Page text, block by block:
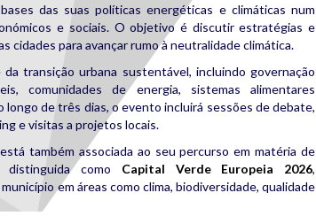
das suas políticas energéticas e climáticas num
e sociais. O objetivo é discutir estratégias e
cidades para avançar rumo à neutralidade climática.
transição urbana sustentável, incluindo governação
comunidades de energia, sistemas alimentares
de três dias, o evento incluirá sessões de debate,
e visitas a projetos locais.
também associada ao seu percurso em matéria de
como Capital Verde Europeia 2026,
em áreas como clima, biodiversidade, qualidade